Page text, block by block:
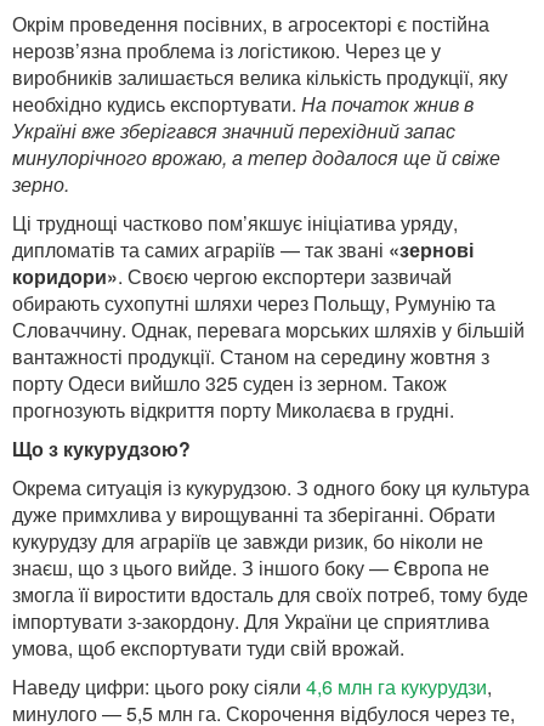
Окрім проведення посівних, в агросекторі є постійна
нерозв’язна проблема із логістикою. Через це у
виробників залишається велика кількість продукції, яку
необхідно кудись експортувати. На початок жнив в
Україні вже зберігався значний перехідний запас
минулорічного врожаю, а тепер додалося ще й свіже
зерно.
Ці труднощі частково пом’якшує ініціатива уряду,
дипломатів та самих аграріїв — так звані «зернові
коридори». Своєю чергою експортери зазвичай
обирають сухопутні шляхи через Польщу, Румунію та
Словаччину. Однак, перевага морських шляхів у більшій
вантажності продукції. Станом на середину жовтня з
порту Одеси вийшло 325 суден із зерном. Також
прогнозують відкриття порту Миколаєва в грудні.
Що з кукурудзою?
Окрема ситуація із кукурудзою. З одного боку ця культура
дуже примхлива у вирощуванні та зберіганні. Обрати
кукурудзу для аграріїв це завжди ризик, бо ніколи не
знаєш, що з цього вийде. З іншого боку — Європа не
змогла її виростити вдосталь для своїх потреб, тому буде
імпортувати з-закордону. Для України це сприятлива
умова, щоб експортувати туди свій врожай.
Наведу цифри: цього року сіяли 4,6 млн га кукурудзи,
минулого — 5,5 млн га. Скорочення відбулося через те,